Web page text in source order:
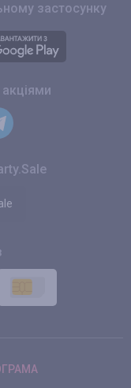
застосунку